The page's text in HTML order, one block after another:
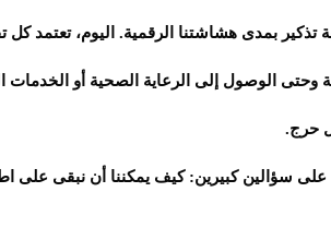
تذكير بمدى هشاشتنا الرقمية. اليوم، تعتمد كل
وحتى الوصول إلى الرعاية الصحية أو الخدمات
حرج.
سؤالين كبيرين: كيف يمكننا أن نبقى على